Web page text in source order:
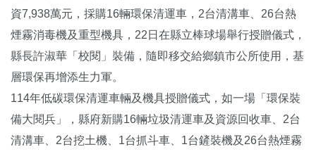
資7,938萬元，採購16輛環保清運車，2台清溝車、26台熱
煙霧消毒機及重型機具，22日在縣立棒球場舉行授贈儀式，
縣長許淑華「校閱」裝備，隨即移交給鄉鎮市公所使用，基
層環保再增添生力軍。
114年低碳環保清運車輛及機具授贈儀式，如一場「環保裝
備大閱兵」，縣府新購16輛垃圾清運車及資源回收車、2台
清溝車、2台挖土機、1台抓斗車、1台鏟裝機及26台熱煙霧